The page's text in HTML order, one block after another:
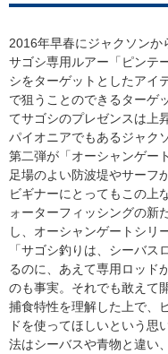
2016年早春にジャクソン
サゴシ専用ルアー「ピンテ
シをターゲットとしたアイ
で狙うことのできるターゲ
てサゴシのプレゼンスは上
パイオニアでもあるジャク
第二弾が「オーシャンゲー
足場のよい防波堤やサーフ
ビギナーにとってもこの上
ォーターフィッシングの新
し、オーシャンゲートシリ
「サゴシ釣りは、シーバス
るのに、あえて専用ロッド
のも事実。それでも敢えて
捕食特性を理解した上で、
ドを使ってほしいという思
法はシーバスや青物と違い